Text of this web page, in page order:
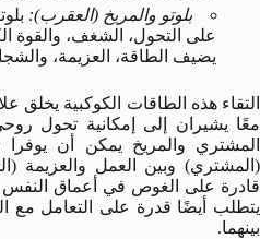
بلوتو والمريخ (العقرب):
على التحول، الشغف، والقوة
يضيف الطاقة، العزيمة،
التقاء هذه الطاقات الكوكبية يخلق
معًا يشيران إلى إمكانية تحول
المشتري والمريخ يمكن أن يوفرا
(المشتري) وبين العمل والعزيمة
قادرة على الغوص في أعماق النفس
يتطلب أيضًا قدرة على التعامل مع
بينهما.